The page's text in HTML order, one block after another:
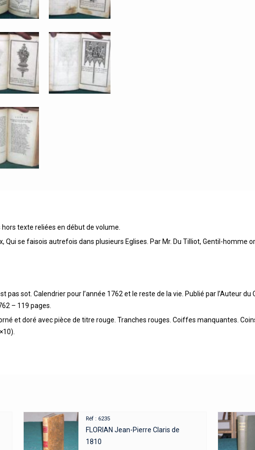
texte reliées en début de volume.
Qui se faisois autrefois dans plusieurs Eglises. Par Mr. Du Tilliot, Gentil-homme
pas sot. Calendrier pour l’année 1762 et le reste de la vie. Publié par l’Auteur
– 119 pages.
et doré avec pièce de titre rouge. Tranches rouges. Coiffes manquantes.
Réf : 6235
FLORIAN Jean-Pierre Claris de
1810